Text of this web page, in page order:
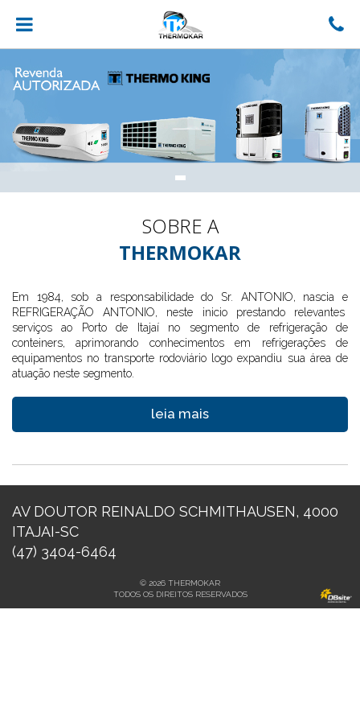
SOBRE A
THERMOKAR
Em 1984, sob a responsabilidade do Sr. ANTONIO, nascia e
REFRIGERAÇÃO ANTONIO, neste inicio prestando relevantes
serviços ao Porto de Itajaí no segmento de refrigeração de
conteiners, aprimorando conhecimentos em refrigerações de
equipamentos no transporte rodoviário logo expandiu sua área de
atuação neste segmento.
leia mais
AV DOUTOR REINALDO SCHMITHAUSEN, 4000
ITAJAI-SC
(47) 3404-6464
© 2026 THERMOKAR
TODOS OS DIREITOS RESERVADOS